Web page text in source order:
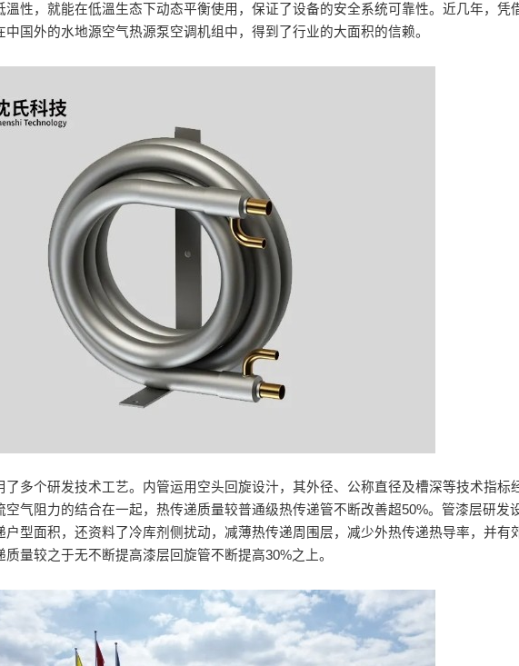
性，就能在低溫生态下动态平衡使用，保证了设备的安全系统可靠性。近几年，凭
国外的水地源空气热源泵空调机组中，得到了行业的大面积的信赖。
多个研发技术工艺。内管运用空头回旋设汁，其外径、公称直径及槽深等技术指标
气阻力的结合在一起，热传递质量较普通级热传递管不断改善超50%。管漆层研发
型面积，还资料了冷库剂侧扰动，减薄热传递周围层，减少外热传递热导率，并有
量较之于无不断提高漆层回旋管不断提高30%之上。